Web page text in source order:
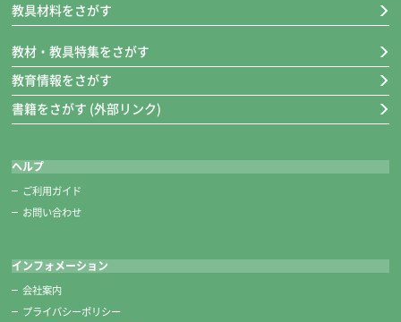
■キャップ装着時の長さ 約118㎜
クリアキャップ付き。
刃が見えるからキャップのつけはずしも安心です。
教具材料をさがす
教材・教具特集をさがす
教育情報をさがす
書籍をさがす (外部リンク)
ヘルプ
ご利用ガイド
お問い合わせ
インフォメーション
会社案内
プライバシーポリシー